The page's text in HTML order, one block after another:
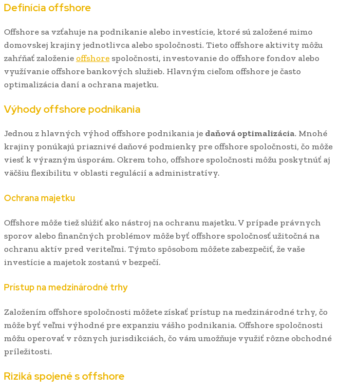
Definícia offshore
Offshore sa vzťahuje na podnikanie alebo investície, ktoré sú založené mimo
domovskej krajiny jednotlivca alebo spoločnosti. Tieto offshore aktivity môžu
zahŕňať založenie offshore spoločnosti, investovanie do offshore fondov alebo
využívanie offshore bankových služieb. Hlavným cieľom offshore je často
optimalizácia daní a ochrana majetku.
Výhody offshore podnikania
Jednou z hlavných výhod offshore podnikania je daňová optimalizácia. Mnohé
krajiny ponúkajú priaznivé daňové podmienky pre offshore spoločnosti, čo môže
viesť k výrazným úsporám. Okrem toho, offshore spoločnosti môžu poskytnúť aj
väčšiu flexibilitu v oblasti regulácií a administratívy.
Ochrana majetku
Offshore môže tiež slúžiť ako nástroj na ochranu majetku. V prípade právnych
sporov alebo finančných problémov môže byť offshore spoločnosť užitočná na
ochranu aktív pred veriteľmi. Týmto spôsobom môžete zabezpečiť, že vaše
investície a majetok zostanú v bezpečí.
Prístup na medzinárodné trhy
Založením offshore spoločnosti môžete získať prístup na medzinárodné trhy, čo
môže byť veľmi výhodné pre expanziu vášho podnikania. Offshore spoločnosti
môžu operovať v rôznych jurisdikciách, čo vám umožňuje využiť rôzne obchodné
príležitosti.
Riziká spojené s offshore